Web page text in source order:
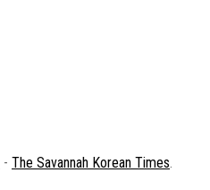
- The Savannah Korean Times